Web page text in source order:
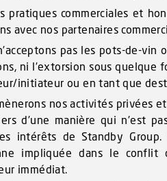
pratiques commerciales et
avec nos partenaires
pas les pots-de-
ni l’extorsion sous quelque
initiateur ou en tant que
nos activités privées
d’une manière qui n’est
intérêts de Standby
impliquée dans le
immédiat.